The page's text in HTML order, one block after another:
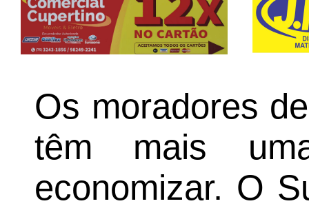
Os moradores
têm mais
economizar. O